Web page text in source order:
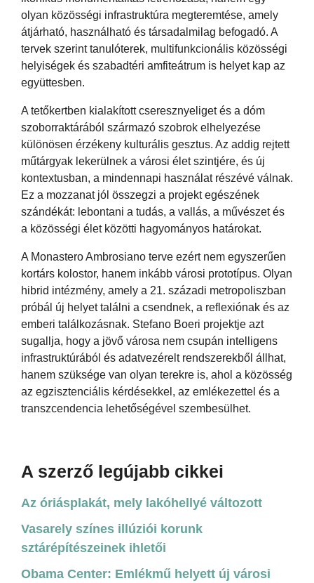
olyan közösségi infrastruktúra megteremtése, amely
átjárható, használható és társadalmilag befogadó. A
tervek szerint tanulóterek, multifunkcionális közösségi
helyiségek és szabadtéri amfiteátrum is helyet kap az
együttesben.
A tetőkertben kialakított cseresznyeliget és a dóm
szoborraktárából származó szobrok elhelyezése
különösen érzékeny kulturális gesztus. Az addig rejtett
műtárgyak lekerülnek a városi élet szintjére, és új
kontextusban, a mindennapi használat részévé válnak.
Ez a mozzanat jól összegzi a projekt egészének
szándékát: lebontani a tudás, a vallás, a művészet és
a közösségi élet közötti hagyományos határokat.
A Monastero Ambrosiano terve ezért nem egyszerűen
kortárs kolostor, hanem inkább városi prototípus. Olyan
hibrid intézmény, amely a 21. századi metropoliszban
próbál új helyet találni a csendnek, a reflexiónak és az
emberi találkozásnak. Stefano Boeri projektje azt
sugallja, hogy a jövő városa nem csupán intelligens
infrastruktúrából és adatvezérelt rendszerekből állhat,
hanem szüksége van olyan terekre is, ahol a közösség
az egzisztenciális kérdésekkel, az emlékezettel és a
transzcendencia lehetőségével szembesülhet.
A szerző legújabb cikkei
Az óriásplakát, mely lakóhellyé változott
Vasarely színes illúziói korunk
sztárépítészeinek ihletői
Obama Center: Emlékmű helyett új városi